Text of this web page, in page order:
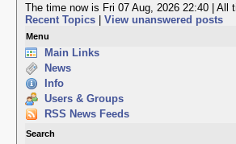
The time now is Fri 07 Aug, 2026 22:40 | All
Recent Topics
View unanswered posts
Menu
Main Links
News
Info
Users & Groups
RSS News Feeds
Search